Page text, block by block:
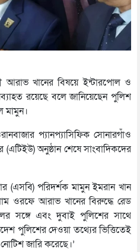
আরাভ খানের বিষয়ে ইন্টারপোল ও
রয়েছে বলে জানিয়েছেন পুলিশ
মামুন।
প্যানপ্যাসিফিক সোনারগাঁও
অনুষ্ঠান শেষে সাংবাদিকদের
(এসবি) পরিদর্শক মামুন ইমরান খান
ওরফে আরাভ খানের বিরুদ্ধে রেড
সঙ্গে এবং দুবাই পুলিশের সাথে
পুলিশের দেওয়া তথ্যের ভিত্তিতেই
জারি করেছে।’